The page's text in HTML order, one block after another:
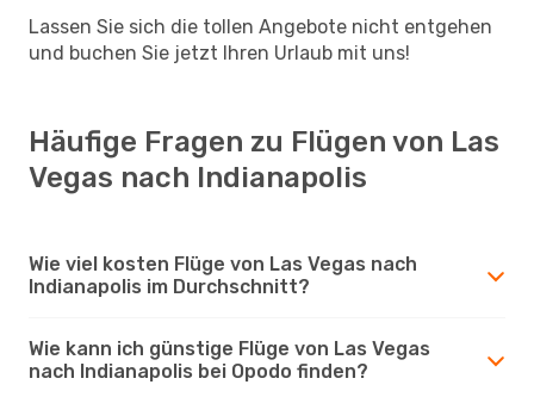
Lassen Sie sich die tollen Angebote nicht entgehen
und buchen Sie jetzt Ihren Urlaub mit uns!
Häufige Fragen zu Flügen von Las
Vegas nach Indianapolis
Wie viel kosten Flüge von Las Vegas nach
Indianapolis im Durchschnitt?
Wie kann ich günstige Flüge von Las Vegas
nach Indianapolis bei Opodo finden?